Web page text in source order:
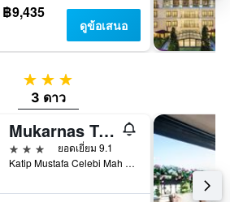
฿9,435
ดูข้อเสนอ
3 ดาว
3 ดาว
Mukarnas Taksim Hotel
3 ดาว
ยอดเยี่ยม 9.1
Katip Mustafa Celebi Mah Ipek Sk Taksim Be, 6, อิสตันบูล, ตุรเคีย